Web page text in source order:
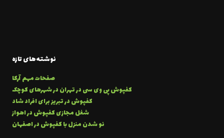
نوشته‌های تازه
صفحات مهم آرکا
کفپوش پی وی سی در تهران در شهرهای کوچک
کفپوش در تبریز برای افراد شاد
شغل مجازی کفپوش در اهواز
نو شدن منزل با کفپوش در اصفهان